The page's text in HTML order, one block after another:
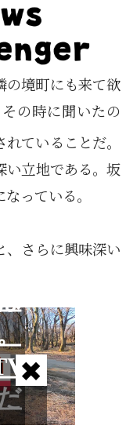
の境町にも来て欲
の時に聞いたの
ていることだ。
い立地である。坂
っている。
、さらに興味深い